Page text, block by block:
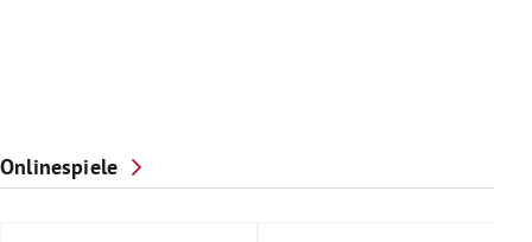
Onlinespiele